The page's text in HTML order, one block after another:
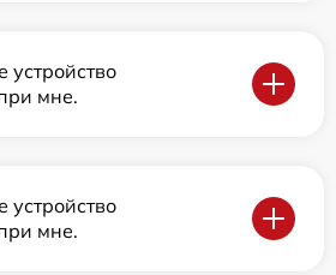
устройство
мне.
устройство
мне.